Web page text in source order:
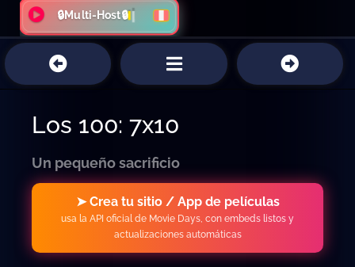
🔒Multi-Host🔒
Los 100: 7x10
Un pequeño sacrificio
➤ Crea tu sitio / App de películas
usa la API oficial de Movie Days, con embeds listos y
actualizaciones automáticas